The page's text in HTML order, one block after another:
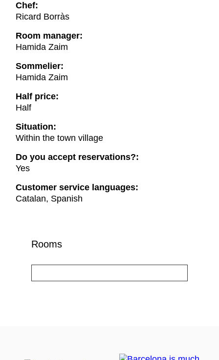
Chef:
Ricard Borràs
Room manager:
Hamida Zaim
Sommelier:
Hamida Zaim
Half price:
Half
Situation:
Within the town village
Do you accept reservations?:
Yes
Customer service languages:
Catalan, Spanish
Rooms